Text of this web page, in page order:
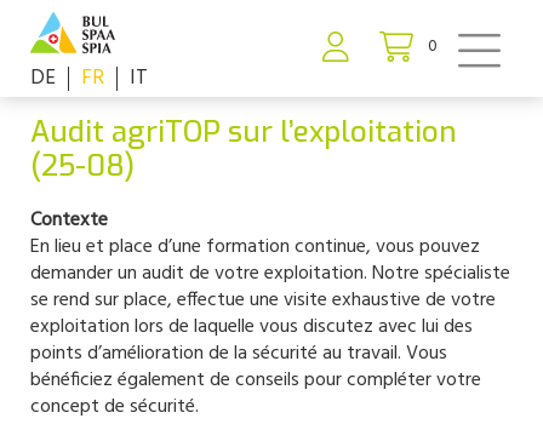
0
DE FR IT
Audit agriTOP sur l’exploitation
(25-08)
Contexte
En lieu et place d’une formation continue, vous pouvez
demander un audit de votre exploitation. Notre spécialiste
se rend sur place, effectue une visite exhaustive de votre
exploitation lors de laquelle vous discutez avec lui des
points d’amélioration de la sécurité au travail. Vous
bénéficiez également de conseils pour compléter votre
concept de sécurité.